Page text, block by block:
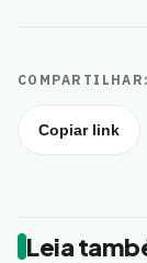
COMPARTILHAR:
Copiar link
Leia